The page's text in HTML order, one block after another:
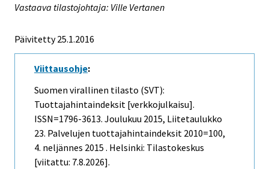
Vastaava tilastojohtaja: Ville Vertanen
Päivitetty 25.1.2016
Viittausohje:
Suomen virallinen tilasto (SVT):
Tuottajahintaindeksit [verkkojulkaisu].
ISSN=1796-3613. Joulukuu 2015, Liitetaulukko
23. Palvelujen tuottajahintaindeksit 2010=100,
4. neljännes 2015 . Helsinki: Tilastokeskus
[viitattu: 7.8.2026].